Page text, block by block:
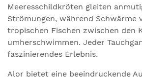
Meeresschildkröten gleiten
Strömungen, während Schwärme
tropischen Fischen zwischen den
umherschwimmen. Jeder
faszinierendes Erlebnis.
Alor bietet eine beeindruckende